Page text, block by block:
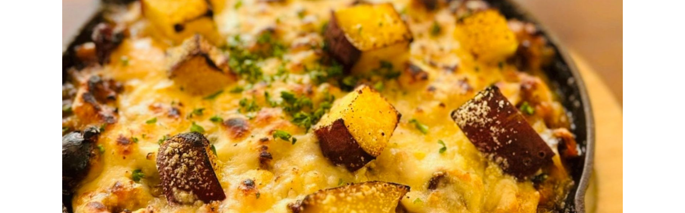
ベストテーブル
お問合せ
Best
Table（English）
CATERING
ケータリング
トップ
実例一覧
ご注文
お問合せ
BUSINESS
法人・自治体様向け
トップ
実例一覧
お問合せ